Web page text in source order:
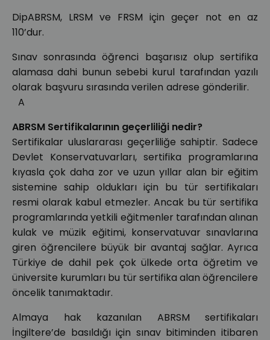
DipABRSM, LRSM ve FRSM için geçer not en az
110’dur.
Sınav sonrasında öğrenci başarısız olup sertifika
alamasa dahi bunun sebebi kurul tarafından yazılı
olarak başvuru sırasında verilen adrese gönderilir.
A
ABRSM Sertifikalarının geçerliliği nedir?
Sertifikalar uluslararası geçerliliğe sahiptir. Sadece
Devlet Konservatuvarları, sertifika programlarına
kıyasla çok daha zor ve uzun yıllar alan bir eğitim
sistemine sahip oldukları için bu tür sertifikaları
resmi olarak kabul etmezler. Ancak bu tür sertifika
programlarında yetkili eğitmenler tarafından alınan
kulak ve müzik eğitimi, konservatuvar sınavlarına
giren öğrencilere büyük bir avantaj sağlar. Ayrıca
Türkiye de dahil pek çok ülkede orta öğretim ve
üniversite kurumları bu tür sertifika alan öğrencilere
öncelik tanımaktadır.
Almaya hak kazanılan ABRSM sertifikaları
İngiltere’de basıldığı için sınav bitiminden itibaren